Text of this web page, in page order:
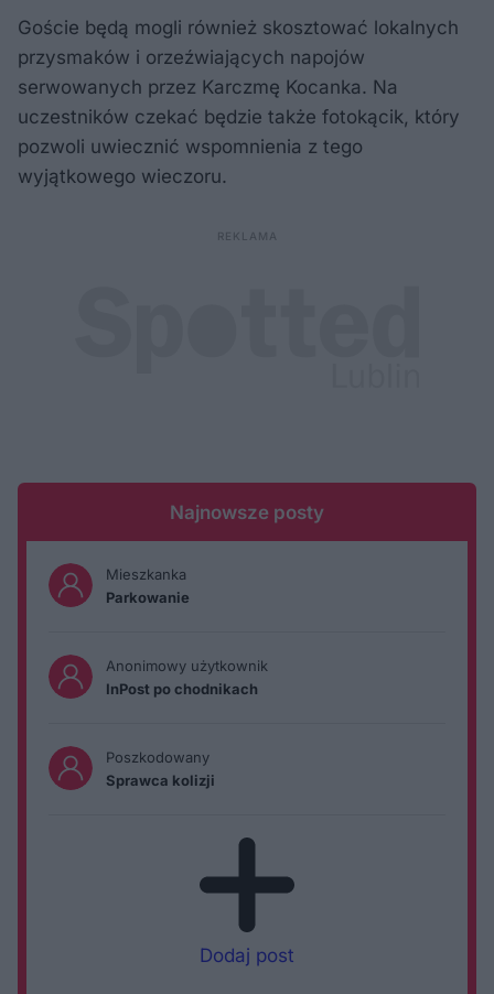
Goście będą mogli również skosztować lokalnych
przysmaków i orzeźwiających napojów
serwowanych przez Karczmę Kocanka. Na
uczestników czekać będzie także fotokącik, który
pozwoli uwiecznić wspomnienia z tego
wyjątkowego wieczoru.
Najnowsze posty
Mieszkanka
Parkowanie
Anonimowy użytkownik
InPost po chodnikach
Poszkodowany
Sprawca kolizji
Dodaj post